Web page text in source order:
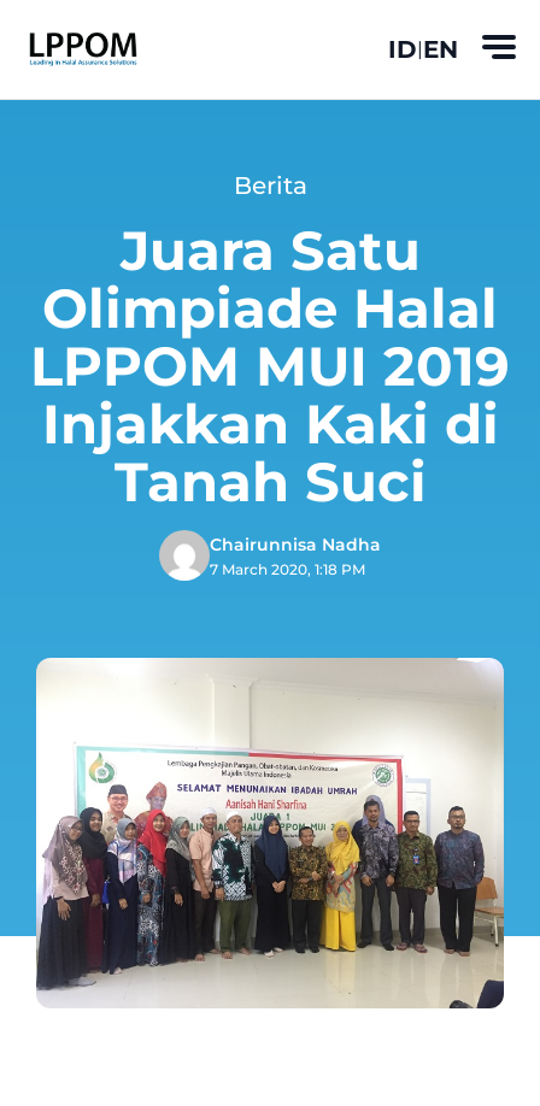
ID|EN
Berita
Juara Satu
Olimpiade Halal
LPPOM MUI 2019
Injakkan Kaki di
Tanah Suci
Chairunnisa Nadha
7 March 2020, 1:18 PM